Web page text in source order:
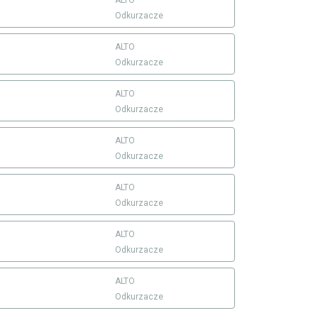
Odkurzacze
ALTO
Odkurzacze
ALTO
Odkurzacze
ALTO
Odkurzacze
ALTO
Odkurzacze
ALTO
Odkurzacze
ALTO
Odkurzacze